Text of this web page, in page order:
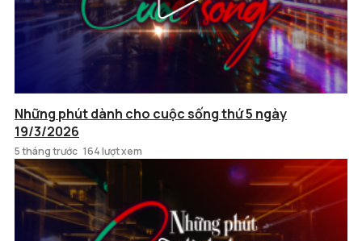
Những phút dành cho cuộc sống thứ 5 ngày
19/3/2026
5 tháng trước 164 lượt xem